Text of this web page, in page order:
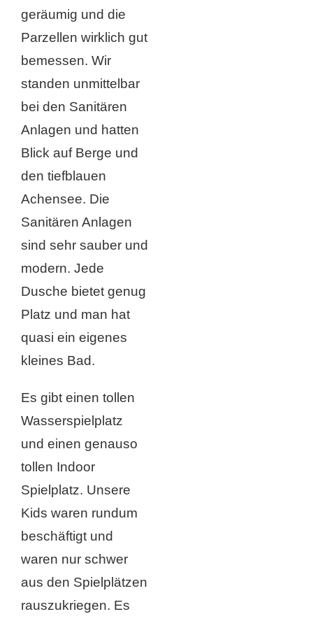
geräumig und die
Parzellen wirklich gut
bemessen. Wir
standen unmittelbar
bei den Sanitären
Anlagen und hatten
Blick auf Berge und
den tiefblauen
Achensee. Die
Sanitären Anlagen
sind sehr sauber und
modern. Jede
Dusche bietet genug
Platz und man hat
quasi ein eigenes
kleines Bad.
Es gibt einen tollen
Wasserspielplatz
und einen genauso
tollen Indoor
Spielplatz. Unsere
Kids waren rundum
beschäftigt und
waren nur schwer
aus den Spielplätzen
rauszukriegen. Es